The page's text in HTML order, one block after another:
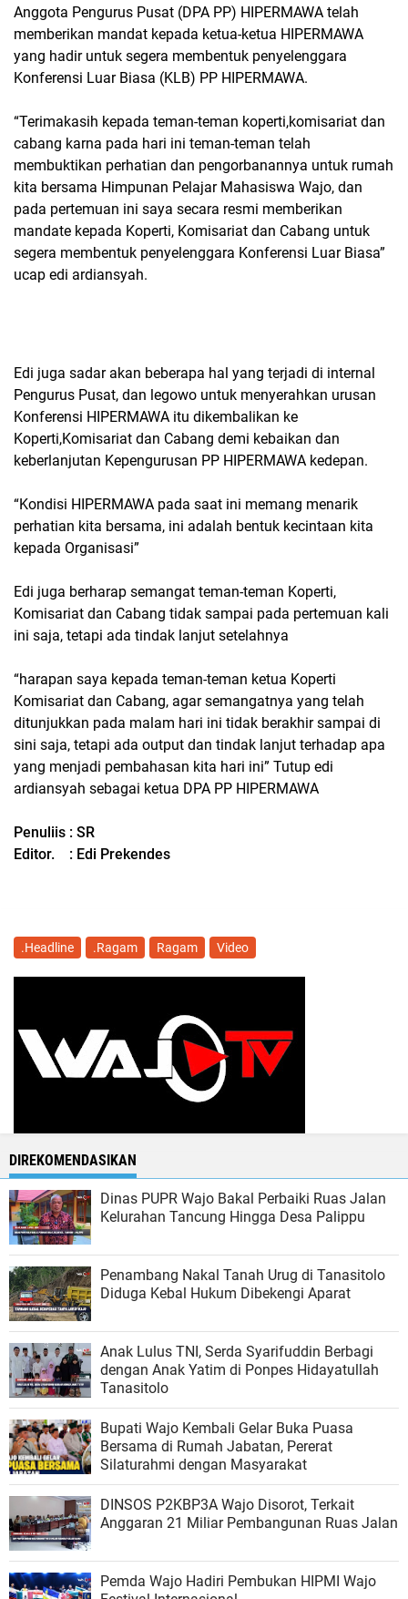
Anggota Pengurus Pusat (DPA PP) HIPERMAWA telah
memberikan mandat kepada ketua-ketua HIPERMAWA
yang hadir untuk segera membentuk penyelenggara
Konferensi Luar Biasa (KLB) PP HIPERMAWA.
“Terimakasih kepada teman-teman koperti,komisariat dan
cabang karna pada hari ini teman-teman telah
membuktikan perhatian dan pengorbanannya untuk rumah
kita bersama Himpunan Pelajar Mahasiswa Wajo, dan
pada pertemuan ini saya secara resmi memberikan
mandate kepada Koperti, Komisariat dan Cabang untuk
segera membentuk penyelenggara Konferensi Luar Biasa”
ucap edi ardiansyah.
Edi juga sadar akan beberapa hal yang terjadi di internal
Pengurus Pusat, dan legowo untuk menyerahkan urusan
Konferensi HIPERMAWA itu dikembalikan ke
Koperti,Komisariat dan Cabang demi kebaikan dan
keberlanjutan Kepengurusan PP HIPERMAWA kedepan.
“Kondisi HIPERMAWA pada saat ini memang menarik
perhatian kita bersama, ini adalah bentuk kecintaan kita
kepada Organisasi”
Edi juga berharap semangat teman-teman Koperti,
Komisariat dan Cabang tidak sampai pada pertemuan kali
ini saja, tetapi ada tindak lanjut setelahnya
“harapan saya kepada teman-teman ketua Koperti
Komisariat dan Cabang, agar semangatnya yang telah
ditunjukkan pada malam hari ini tidak berakhir sampai di
sini saja, tetapi ada output dan tindak lanjut terhadap apa
yang menjadi pembahasan kita hari ini” Tutup edi
ardiansyah sebagai ketua DPA PP HIPERMAWA
Penuliis : SR
Editor. : Edi Prekendes
.Headline .Ragam Ragam Video
DIREKOMENDASIKAN
Dinas PUPR Wajo Bakal Perbaiki Ruas Jalan
Kelurahan Tancung Hingga Desa Palippu
Penambang Nakal Tanah Urug di Tanasitolo
Diduga Kebal Hukum Dibekengi Aparat
Anak Lulus TNI, Serda Syarifuddin Berbagi
dengan Anak Yatim di Ponpes Hidayatullah
Tanasitolo
Bupati Wajo Kembali Gelar Buka Puasa
Bersama di Rumah Jabatan, Pererat
Silaturahmi dengan Masyarakat
DINSOS P2KBP3A Wajo Disorot, Terkait
Anggaran 21 Miliar Pembangunan Ruas Jalan
Pemda Wajo Hadiri Pembukan HIPMI Wajo